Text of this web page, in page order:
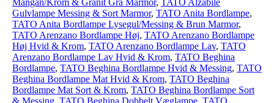
Mangan/Krom & Granit Grå Marmor, TATO Alzabile
Gulvlampe Messing & Sort Marmor, TATO Anita Bordlampe,
TATO Anita Bordlampe Lysegul/Messing & Brun Marmor,
TATO Arenzano Bordlampe Høj, TATO Arenzano Bordlampe
Høj Hvid & Krom, TATO Arenzano Bordlampe Lav, TATO
Arenzano Bordlampe Lav Hvid & Krom, TATO Beghina
Bordlampe, TATO Beghina Bordlampe Hvid & Messing, TATO
Beghina Bordlampe Mat Hvid & Krom, TATO Beghina
Bordlampe Mat Sort & Krom, TATO Beghina Bordlampe Sort
& Messing, TATO Beghina Dobbelt Væglampe, TATO